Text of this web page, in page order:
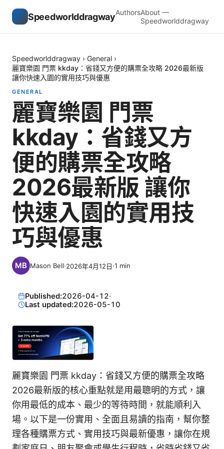
SpeedworlddragwayAuthorsAbout —
Speedworlddragway
Speedworlddragway › General ›
麗寶樂園 門票 kkday：省錢又方便的購票全攻略 2026最新版
讓你快速入園的實用技巧與優惠
GENERAL
麗寶樂園 門票
kkday：省錢又方
便的購票全攻略
2026最新版 讓你
快速入園的實用技
巧與優惠
Mason Bell·2026年4月12日·1 min
Published:2026-04-12·
Last updated:2026-05-10
麗寶樂園 門票 kkday：省錢又方便的購票全攻略
2026最新版的核心重點就是用最聰明的方式，讓
你用最低的成本、最少的等待時間，就能順利入
場。以下是一份實用、全面且易讀的指南，幫你整
理各種購票方式、實用技巧與最新優惠，讓你在規